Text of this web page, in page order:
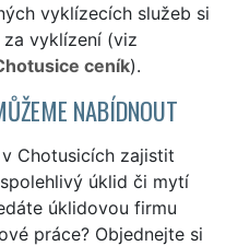
vyklízecích služeb si
za vyklízení (viz
ceník).
NABÍDNOUT
Chotusicích zajistit
úklid či mytí
úklidovou firmu
práce? Objednejte si